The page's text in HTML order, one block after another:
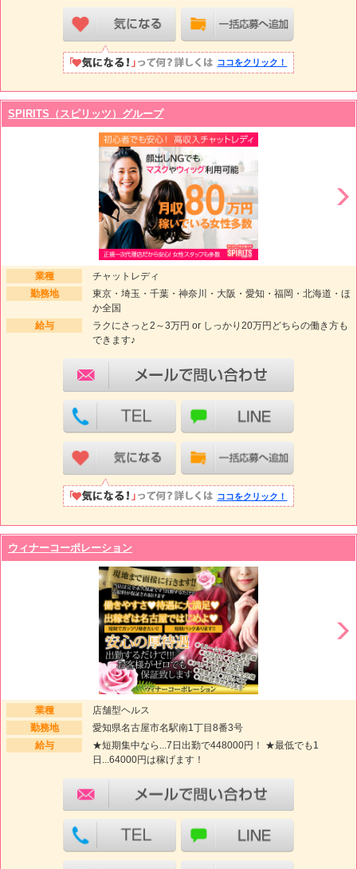
ココをクリック！
SPIRITS（スピリッツ）グループ
業種
チャットレディ
勤務地
東京・埼玉・千葉・神奈川・大阪・愛知・福岡・北海道・ほ
か全国
給与
ラクにさっと2～3万円 or しっかり20万円どちらの働き方も
できます♪
ココをクリック！
ウィナーコーポレーション
業種
店舗型ヘルス
勤務地
愛知県名古屋市名駅南1丁目8番3号
給与
★短期集中なら...7日出勤で448000円！ ★最低でも1
日...64000円は稼げます！